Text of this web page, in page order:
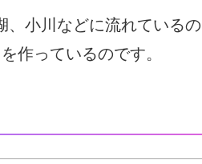
小川などに流れている
作っているのです。